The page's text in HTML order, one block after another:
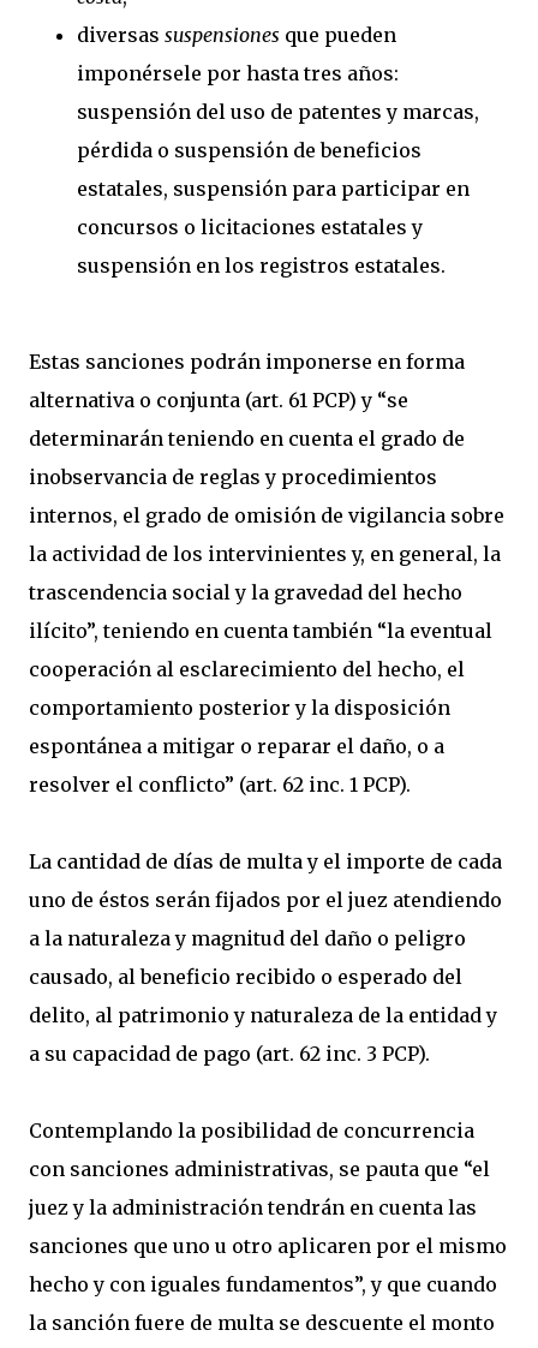
diversas suspensiones que pueden
imponérsele por hasta tres años:
suspensión del uso de patentes y marcas,
pérdida o suspensión de beneficios
estatales, suspensión para participar en
concursos o licitaciones estatales y
suspensión en los registros estatales.
Estas sanciones podrán imponerse en forma
alternativa o conjunta (art. 61 PCP) y “se
determinarán teniendo en cuenta el grado de
inobservancia de reglas y procedimientos
internos, el grado de omisión de vigilancia sobre
la actividad de los intervinientes y, en general, la
trascendencia social y la gravedad del hecho
ilícito”, teniendo en cuenta también “la eventual
cooperación al esclarecimiento del hecho, el
comportamiento posterior y la disposición
espontánea a mitigar o reparar el daño, o a
resolver el conflicto” (art. 62 inc. 1 PCP).
La cantidad de días de multa y el importe de cada
uno de éstos serán fijados por el juez atendiendo
a la naturaleza y magnitud del daño o peligro
causado, al beneficio recibido o esperado del
delito, al patrimonio y naturaleza de la entidad y
a su capacidad de pago (art. 62 inc. 3 PCP).
Contemplando la posibilidad de concurrencia
con sanciones administrativas, se pauta que “el
juez y la administración tendrán en cuenta las
sanciones que uno u otro aplicaren por el mismo
hecho y con iguales fundamentos”, y que cuando
la sanción fuere de multa se descuente el monto